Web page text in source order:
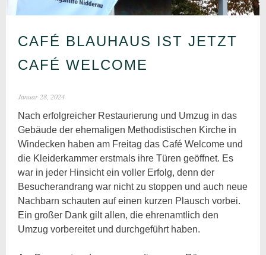
CAFÉ BLAUHAUS IST JETZT
CAFÉ WELCOME
Januar 28, 2024
Nach erfolgreicher Restaurierung und Umzug in das
Gebäude der ehemaligen Methodistischen Kirche in
Windecken haben am Freitag das Café Welcome und
die Kleiderkammer erstmals ihre Türen geöffnet. Es
war in jeder Hinsicht ein voller Erfolg, denn der
Besucherandrang war nicht zu stoppen und auch neue
Nachbarn schauten auf einen kurzen Plausch vorbei.
Ein großer Dank gilt allen, die ehrenamtlich den
Umzug vorbereitet und durchgeführt haben.